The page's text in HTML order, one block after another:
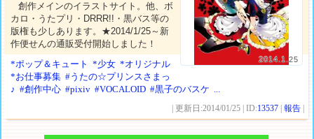
2014.1.25
創作メインのイラストサイト。他、ボ
カロ・うたプリ・DRRR!!・黒バス等の
版権も少しあります。★2014/1/25～新
作便せんの通販受付開始しました！
*ポップ＆キュート
*少女 *オリジナル
*お仕事募集 #うたの☆プリンスさまっ
♪ #創作中心 #pixiv #VOCALOID #黒子のバスケ ...
| 更新日:2014/01/25 | ID:13537 |報告